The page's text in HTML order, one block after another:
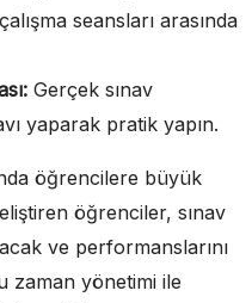
seansları arasında
Gerçek sınav
yaparak pratik yapın.
öğrencilere büyük
öğrenciler, sınav
ve performanslarını
zaman yönetimi ile